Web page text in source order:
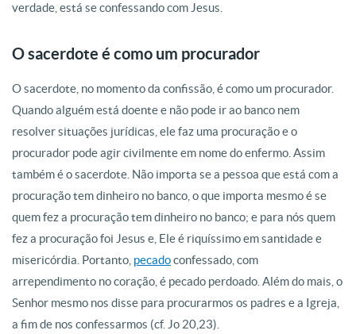
verdade, está se confessando com Jesus.
O sacerdote é como um procurador
O sacerdote, no momento da confissão, é como um procurador.
Quando alguém está doente e não pode ir ao banco nem
resolver situações jurídicas, ele faz uma procuração e o
procurador pode agir civilmente em nome do enfermo. Assim
também é o sacerdote. Não importa se a pessoa que está com a
procuração tem dinheiro no banco, o que importa mesmo é se
quem fez a procuração tem dinheiro no banco; e para nós quem
fez a procuração foi Jesus e, Ele é riquíssimo em santidade e
misericórdia. Portanto, pecadoconfessado, com
arrependimento no coração, é pecado perdoado. Além do mais, o
Senhor mesmo nos disse para procurarmos os padres e a Igreja,
a fim de nos confessarmos (cf. Jo 20,23).